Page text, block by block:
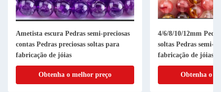
Ametista escura Pedras semi-preciosas
contas Pedras preciosas soltas para
fabricação de jóias
Obtenha o melhor preço
4/6/8/10/12mm
soltas Pedras semi-
fabricação de jóias
Obtenha o